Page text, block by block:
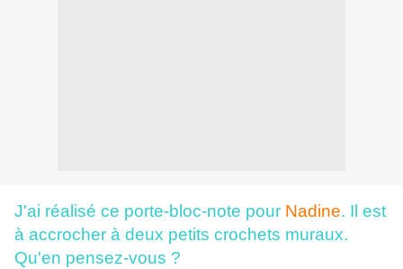
J'ai réalisé ce porte-bloc-note pour Nadine. Il est
à accrocher à deux petits crochets muraux.
Qu'en pensez-vous ?